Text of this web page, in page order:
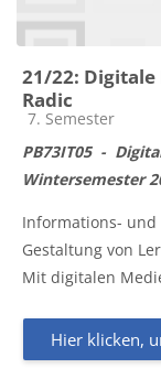
21/22:
Radic
Kursbereich
7. Semester
PB73IT05-
Wintersemester
Informations-
Gestaltung von
Mit digitalen
Hier klicken,